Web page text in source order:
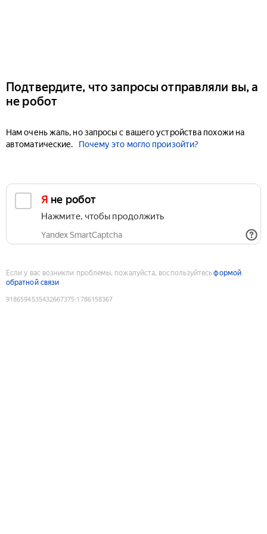
Подтвердите, что запросы отправляли вы, а
не робот
Нам очень жаль, но запросы с вашего устройства похожи на
автоматические.
Почему это могло произойти?
Я не робот
Нажмите, чтобы продолжить
Yandex SmartCaptcha
Если у вас возникли проблемы, пожалуйста, воспользуйтесьформой
обратной связи
9186594535432667375:1786158367